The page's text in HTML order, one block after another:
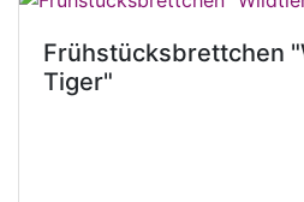
Frühstücksbrettchen
Tiger"